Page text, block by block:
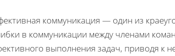
коммуникация — один из
в коммуникации между членами
выполнения задач, приводя к